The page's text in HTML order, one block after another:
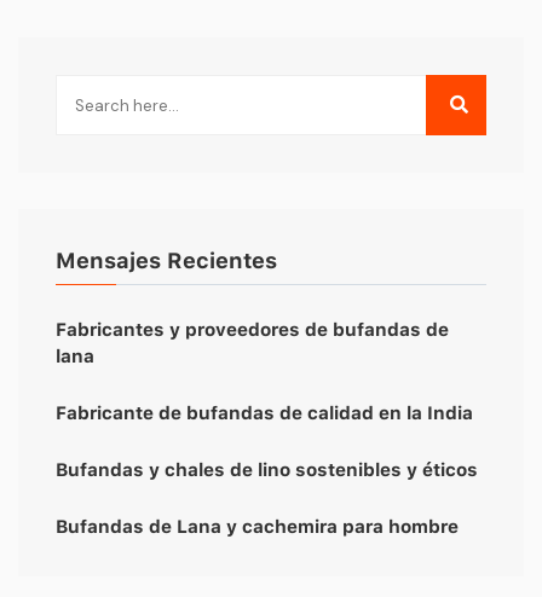
Mensajes Recientes
Fabricantes y proveedores de bufandas de
lana
Fabricante de bufandas de calidad en la India
Bufandas y chales de lino sostenibles y éticos
Bufandas de Lana y cachemira para hombre